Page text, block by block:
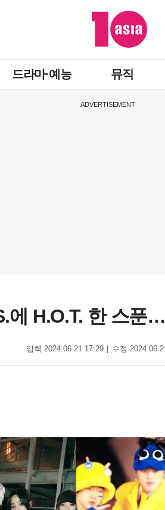
드라마·예능 뮤직
ADVERTISEMENT
뷔' 뉴진스, S.E.S.에
입력 2024.06.21 17:29 수정